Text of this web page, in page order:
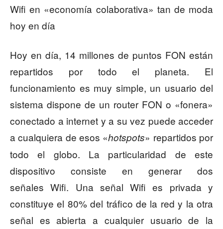
Wifi en «economía colaborativa» tan de moda
hoy en día
Hoy en día, 14 millones de puntos FON están
repartidos por todo el planeta. El
funcionamiento es muy simple, un usuario del
sistema dispone de un router FON o «fonera»
conectado a internet y a su vez puede acceder
a cualquiera de esos «hotspots» repartidos por
todo el globo. La particularidad de este
dispositivo consiste en generar dos
señales Wifi. Una señal Wifi es privada y
constituye el 80% del tráfico de la red y la otra
señal es abierta a cualquier usuario de la